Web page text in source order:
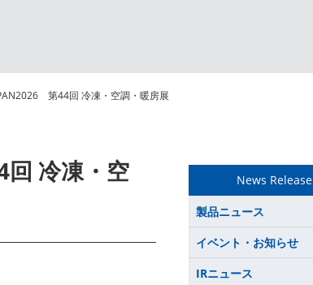
第44回 冷凍・空調・暖房展
冷凍・空
News Release
製品ニュース
イベント・お知らせ
IRニュース